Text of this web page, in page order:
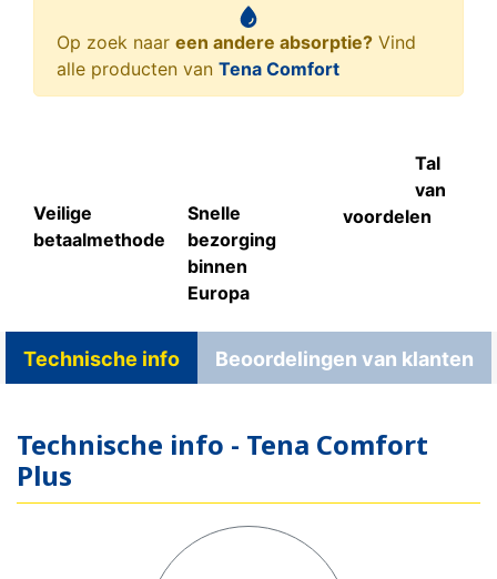
Op zoek naar een andere absorptie? Vind
alle producten van Tena Comfort
Veilige
betaalmethode
Snelle
bezorging
binnen
Europa
Tal
van
voordelen
Technische info Beoordelingen van klanten
Technische info - Tena Comfort
Plus